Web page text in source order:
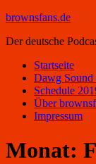
brownsfans.de
Der deutsche
Startseite
Dawg Sound
Schedule
Über
Impressum
Monat: